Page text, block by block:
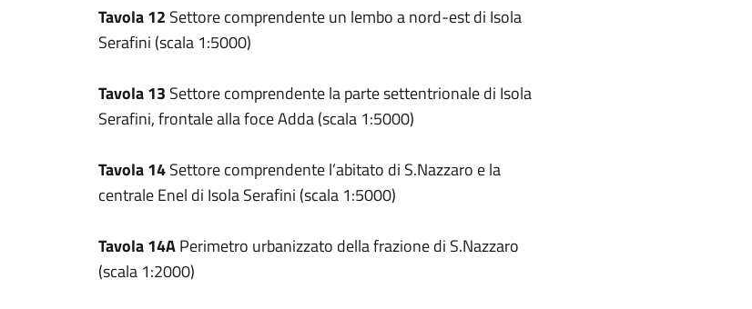
Tavola 12 Settore comprendente un lembo a nord-est di Isola
Serafini (scala 1:5000)
Tavola 13 Settore comprendente la parte settentrionale di Isola
Serafini, frontale alla foce Adda (scala 1:5000)
Tavola 14Settore comprendente l’abitato di S.Nazzaro e la
centrale Enel di Isola Serafini (scala 1:5000)
Tavola 14APerimetro urbanizzato della frazione di S.Nazzaro
(scala 1:2000)